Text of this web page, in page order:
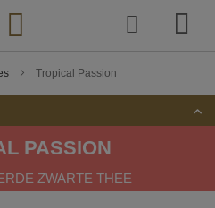
Tropical Passion
PASSION
ZWARTE THEE